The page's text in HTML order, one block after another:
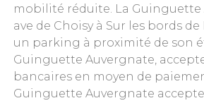
mobilité réduite. La Guinguette
ave de Choisy à Sur les bords
un parking à proximité de son
Guinguette Auvergnate,
bancaires en moyen de
Guinguette Auvergnate